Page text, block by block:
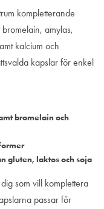
kompletterande
amylas,
kalcium och
kapslar för enkel
bromelain och
gluten, laktos och soja
som vill komplettera
passar för